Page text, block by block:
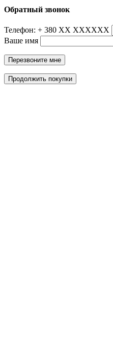
Обратный звонок
Телефон: + 380 ХХ ХХХХХХ
Ваше имя
Перезвоните мне
Продолжить покупки